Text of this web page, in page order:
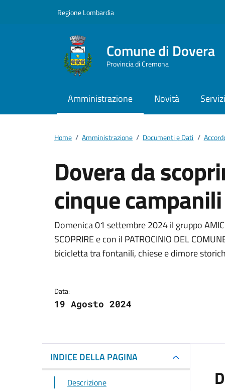
Regione Lombardia
Comune di Dovera
Provincia di Cremona
Amministrazione Novità
Home / Amministrazione / Documenti e Dati /
Dovera da
cinque campanili
Dettagli del
Domenica 01 settembre 2024 il gruppo
SCOPRIRE e con il PATROCINIO DEL
bicicletta tra fontanili, chiese e dimore
Data:
19 Agosto 2024
INDICE DELLA PAGINA
Descrizione